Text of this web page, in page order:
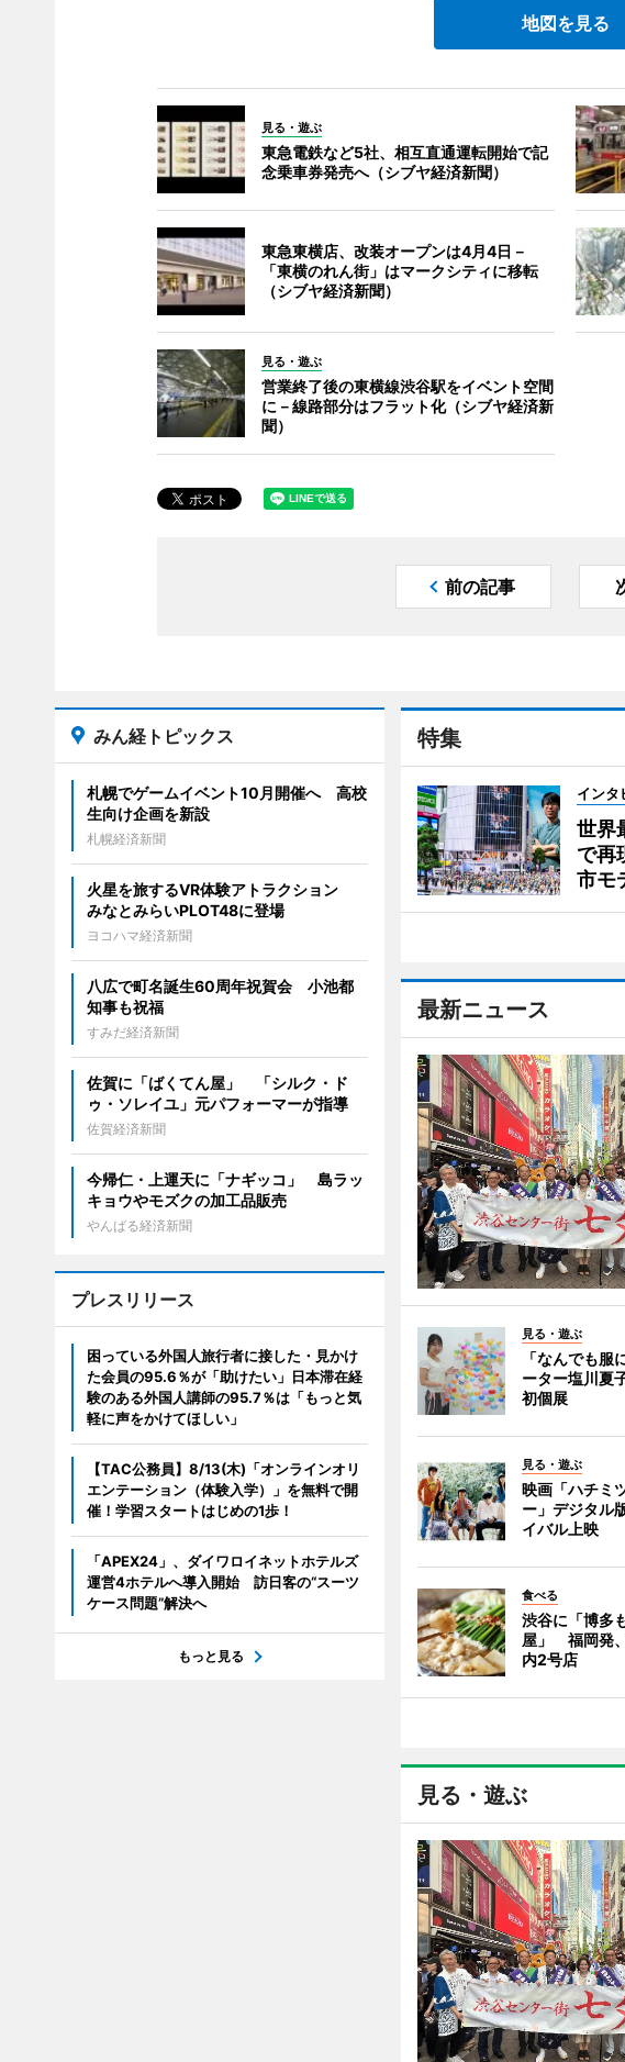
地図を見る
見る・遊ぶ
東急電鉄など5社、相互直通運転開始で記
念乗車券発売へ（シブヤ経済新聞）
東急東横店、改装オープンは4月4日－
「東横のれん街」はマークシティに移転
（シブヤ経済新聞）
見る・遊ぶ
営業終了後の東横線渋谷駅をイベント空間
に－線路部分はフラット化（シブヤ経済新
聞）
前の記事
特集
インタ
世界
で再
市モ
最新ニュース
見る・遊ぶ
「なんでも服
ーター塩川夏
初個展
見る・遊ぶ
映画「ハチミ
ー」デジタル
イバル上映
食べる
渋谷に「博多
屋」 福岡発
内2号店
見る・遊ぶ
みん経トピックス
札幌でゲームイベント10月開催へ 高校
生向け企画を新設
札幌経済新聞
火星を旅するVR体験アトラクション
みなとみらいPLOT48に登場
ヨコハマ経済新聞
八広で町名誕生60周年祝賀会 小池都
知事も祝福
すみだ経済新聞
佐賀に「ばくてん屋」 「シルク・ド
ゥ・ソレイユ」元パフォーマーが指導
佐賀経済新聞
今帰仁・上運天に「ナギッコ」 島ラッ
キョウやモズクの加工品販売
やんばる経済新聞
プレスリリース
困っている外国人旅行者に接した・見かけ
た会員の95.6％が「助けたい」日本滞在経
験のある外国人講師の95.7％は「もっと気
軽に声をかけてほしい」
【TAC公務員】8/13(木)「オンラインオリ
エンテーション（体験入学）」を無料で開
催！学習スタートはじめの1歩！
「APEX24」、ダイワロイネットホテルズ
運営4ホテルへ導入開始 訪日客の“スーツ
ケース問題”解決へ
もっと見る